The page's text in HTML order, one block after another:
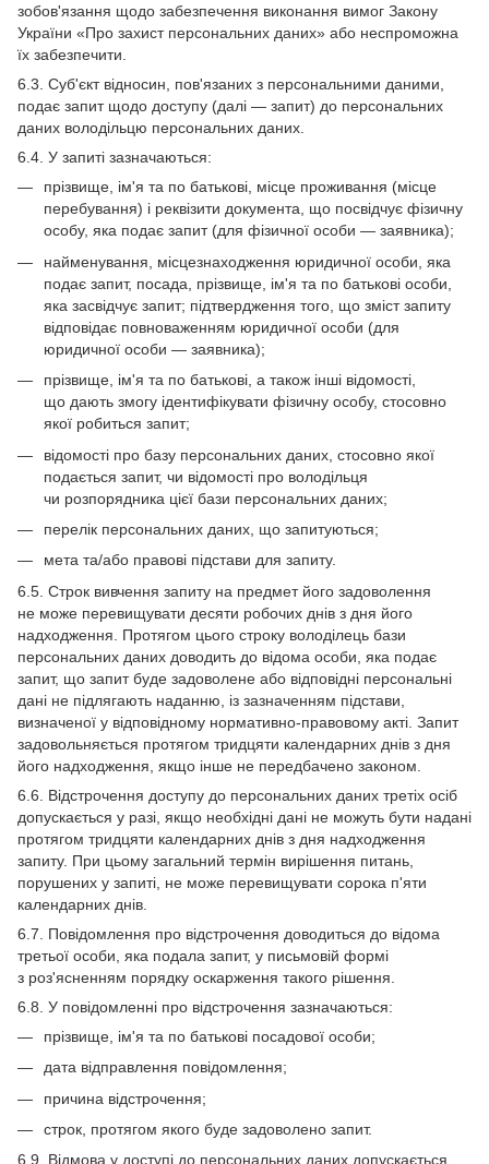
зобов'язання щодо забезпечення виконання вимог Закону
України «Про захист персональних даних» або неспроможна
їх забезпечити.
6.3. Суб'єкт відносин, пов'язаних з персональними даними,
подає запит щодо доступу (далі — запит) до персональних
даних володільцю персональних даних.
6.4. У запиті зазначаються:
прізвище, ім'я та по батькові, місце проживання (місце
перебування) і реквізити документа, що посвідчує фізичну
особу, яка подає запит (для фізичної особи — заявника);
найменування, місцезнаходження юридичної особи, яка
подає запит, посада, прізвище, ім'я та по батькові особи,
яка засвідчує запит; підтвердження того, що зміст запиту
відповідає повноваженням юридичної особи (для
юридичної особи — заявника);
прізвище, ім'я та по батькові, а також інші відомості,
що дають змогу ідентифікувати фізичну особу, стосовно
якої робиться запит;
відомості про базу персональних даних, стосовно якої
подається запит, чи відомості про володільця
чи розпорядника цієї бази персональних даних;
перелік персональних даних, що запитуються;
мета та/або правові підстави для запиту.
6.5. Строк вивчення запиту на предмет його задоволення
не може перевищувати десяти робочих днів з дня його
надходження. Протягом цього строку володілець бази
персональних даних доводить до відома особи, яка подає
запит, що запит буде задоволене або відповідні персональні
дані не підлягають наданню, із зазначенням підстави,
визначеної у відповідному нормативно-правовому акті. Запит
задовольняється протягом тридцяти календарних днів з дня
його надходження, якщо інше не передбачено законом.
6.6. Відстрочення доступу до персональних даних третіх осіб
допускається у разі, якщо необхідні дані не можуть бути надані
протягом тридцяти календарних днів з дня надходження
запиту. При цьому загальний термін вирішення питань,
порушених у запиті, не може перевищувати сорока п'яти
календарних днів.
6.7. Повідомлення про відстрочення доводиться до відома
третьої особи, яка подала запит, у письмовій формі
з роз'ясненням порядку оскарження такого рішення.
6.8. У повідомленні про відстрочення зазначаються:
прізвище, ім'я та по батькові посадової особи;
дата відправлення повідомлення;
причина відстрочення;
строк, протягом якого буде задоволено запит.
6.9. Відмова у доступі до персональних даних допускається,